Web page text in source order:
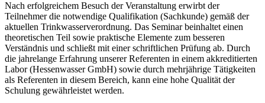
Nach erfolgreichem Besuch der Veranstaltung erwirbt der
Teilnehmer die notwendige Qualifikation (Sachkunde) gemäß der
aktuellen Trinkwasserverordnung. Das Seminar beinhaltet einen
theoretischen Teil sowie praktische Elemente zum besseren
Verständnis und schließt mit einer schriftlichen Prüfung ab. Durch
die jahrelange Erfahrung unserer Referenten in einem akkreditierten
Labor (Hessenwasser GmbH) sowie durch mehrjährige Tätigkeiten
als Referenten in diesem Bereich, kann eine hohe Qualität der
Schulung gewährleistet werden.